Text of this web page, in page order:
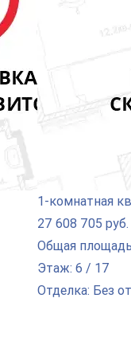
1-комнатная
27 608 705 руб.
Общая
Этаж: 6 / 17
Отделка: Без